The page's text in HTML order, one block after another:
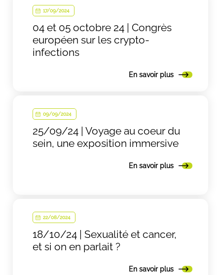
17/09/2024
04 et 05 octobre 24 | Congrès
européen sur les crypto-
infections
En savoir plus
09/09/2024
25/09/24 | Voyage au coeur du
sein, une exposition immersive
En savoir plus
22/08/2024
18/10/24 | Sexualité et cancer,
et si on en parlait ?
En savoir plus